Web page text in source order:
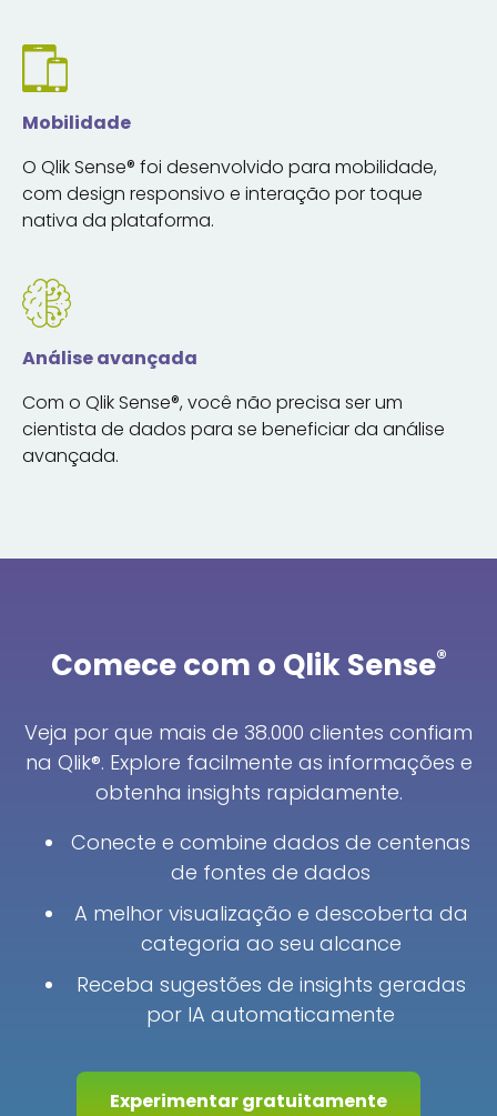
Mobilidade
O Qlik Sense® foi desenvolvido para mobilidade,
com design responsivo e interação por toque
nativa da plataforma.
Análise avançada
Com o Qlik Sense®, você não precisa ser um
cientista de dados para se beneficiar da análise
avançada.
Comece com o Qlik Sense®
Veja por que mais de 38.000 clientes confiam
na Qlik®. Explore facilmente as informações e
obtenha insights rapidamente.
Conecte e combine dados de centenas
de fontes de dados
A melhor visualização e descoberta da
categoria ao seu alcance
Receba sugestões de insights geradas
por IA automaticamente
Experimentar gratuitamente